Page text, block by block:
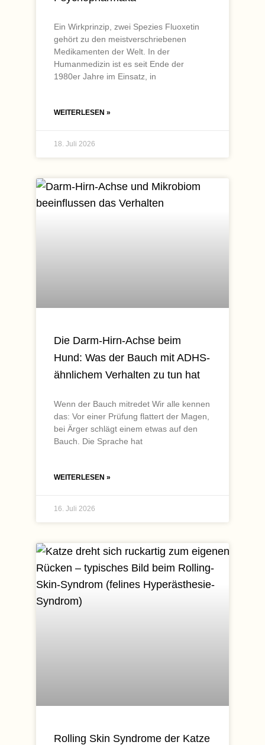
Ein Wirkprinzip, zwei Spezies Fluoxetin
gehört zu den meistverschriebenen
Medikamenten der Welt. In der
Humanmedizin ist es seit Ende der
1980er Jahre im Einsatz, in
WEITERLESEN »
18. Juli 2026
Die Darm-Hirn-Achse beim
Hund: Was der Bauch mit ADHS-
ähnlichem Verhalten zu tun hat
Wenn der Bauch mitredet Wir alle kennen
das: Vor einer Prüfung flattert der Magen,
bei Ärger schlägt einem etwas auf den
Bauch. Die Sprache hat
WEITERLESEN »
16. Juli 2026
Rolling Skin Syndrome der Katze